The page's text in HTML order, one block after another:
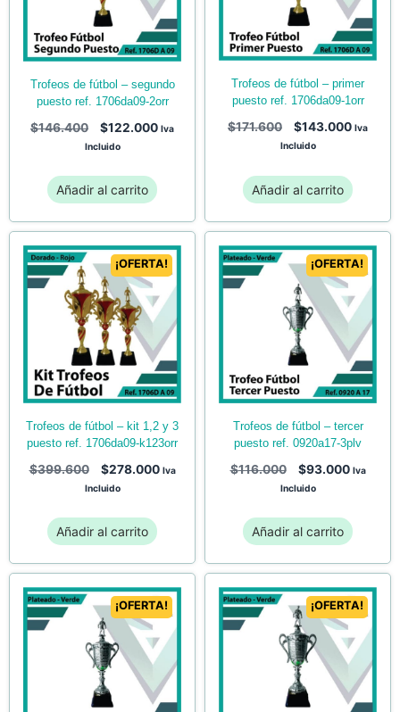
trofeos de fútbol – segundo
puesto ref. 1706da09-2orr
$146.400 $122.000 Iva
Incluido
Añadir al carrito
trofeos de fútbol – primer
puesto ref. 1706da09-1orr
$171.600 $143.000 Iva
Incluido
Añadir al carrito
¡OFERTA!
trofeos de fútbol – kit 1,2 y 3
puesto ref. 1706da09-k123orr
$399.600 $278.000 Iva
Incluido
Añadir al carrito
¡OFERTA!
trofeos de fútbol – tercer
puesto ref. 0920a17-3plv
$116.000 $93.000 Iva
Incluido
Añadir al carrito
¡OFERTA! ¡OFERTA!